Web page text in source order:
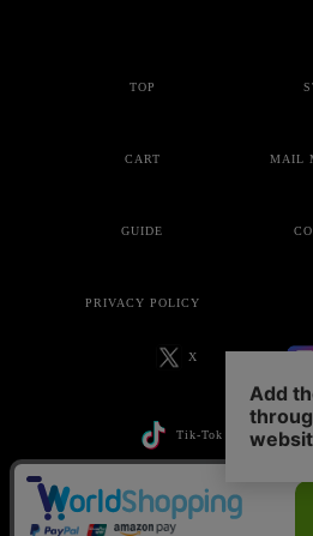
TOP
CART MAIL
GUIDE
PRIVACY POLICY
X
Tik-Tok